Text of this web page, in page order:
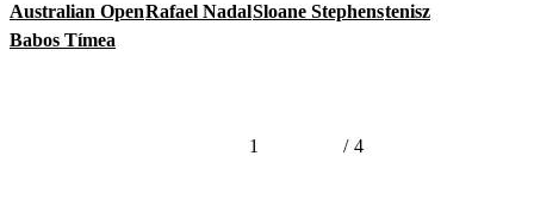
Australian OpenRafael NadalSloane Stephenstenisz
Babos Tímea
1 / 4